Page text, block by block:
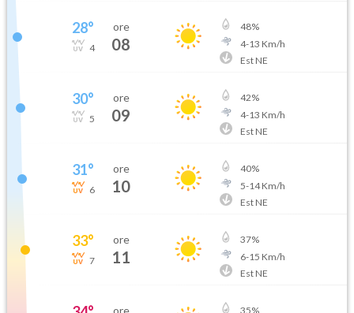
28°
4
ore
08
48%
4-13 Km/h
Est NE
30°
5
ore
09
42%
4-13 Km/h
Est NE
31°
6
ore
10
40%
5-14Km/h
Est NE
33°
7
ore
11
37%
6-15 Km/h
Est NE
ore 35%